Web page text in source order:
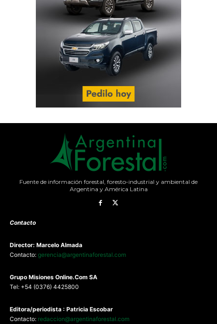
Fuente de información forestal, foresto-industrial y ambiental de
Argentina y América Latina
Contacto
Director: Marcelo Almada
Contacto: gerencia@argentinaforestal.com
Grupo Misiones Online.Com SA
Tel: +54 (0376) 4425800
Editora/periodista : Patricia Escobar
Contacto: redaccion@argentinaforestal.com